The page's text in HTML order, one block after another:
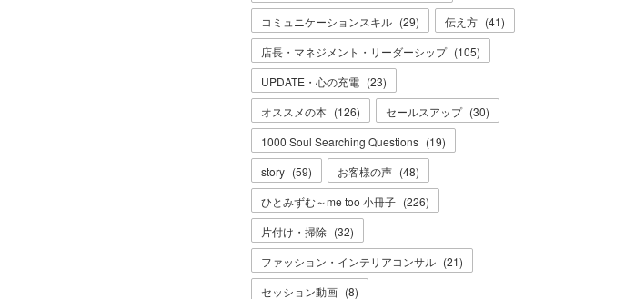
コミュニケーションスキル (29) 伝え方 (41)
店長・マネジメント・リーダーシップ (105)
UPDATE・心の充電 (23)
オススメの本 (126) セールスアップ (30)
1000 Soul Searching Questions (19)
story (59) お客様の声 (48)
ひとみずむ～me too 小冊子 (226)
片付け・掃除 (32)
ファッション・インテリアコンサル (21)
セッション動画 (8)